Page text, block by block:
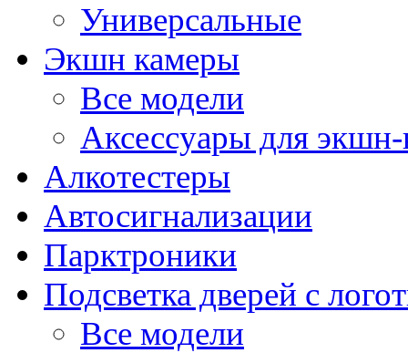
Универсальные
Экшн камеры
Все модели
Аксессуары для
Алкотестеры
Автосигнализации
Парктроники
Подсветка дверей с
Все модели